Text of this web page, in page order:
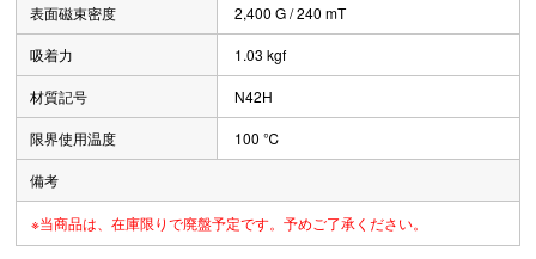
表面磁束密度 2,400 G / 240 mT
吸着力 1.03 kgf
材質記号 N42H
限界使用温度 100 ℃
備考
※当商品は、在庫限りで廃盤予定です。予めご了承ください。